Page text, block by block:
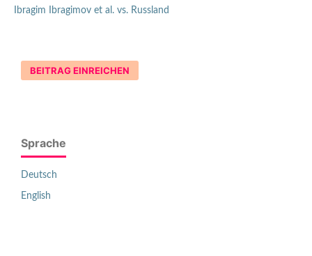
Ibragim Ibragimov et al. vs. Russland
BEITRAG EINREICHEN
Sprache
Deutsch
English